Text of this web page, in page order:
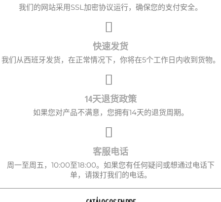
我们的网站采用SSL加密协议运行，确保您的支付安全。
快速发货
我们从西班牙发货，在正常情况下，你将在5个工作日内收到货物。
14天退货政策
如果您对产品不满意，您拥有14天的退货周期。
客服电话
周一至周五，10:00至18:00。如果您有任何疑问或想通过电话下
单，请拨打我们的电话。